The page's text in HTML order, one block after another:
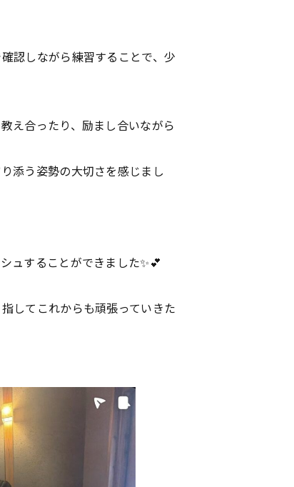
認しながら練習することで、少
え合ったり、励まし合いながら
添う姿勢の大切さを感じまし
ュすることができました✨💕
してこれからも頑張っていきた